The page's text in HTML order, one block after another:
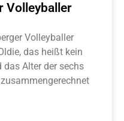
Volleyballer
Volleyballer
das heißt kein
das Alter der sechs